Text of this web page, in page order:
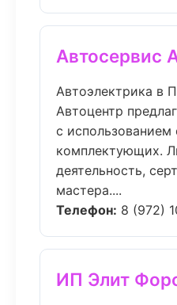
Автосервис
Автоэлектрика в
Автоцентр
с использованием
комплектующих.
деятельность,
мастера....
Телефон: 8 (972)
ИП Элит